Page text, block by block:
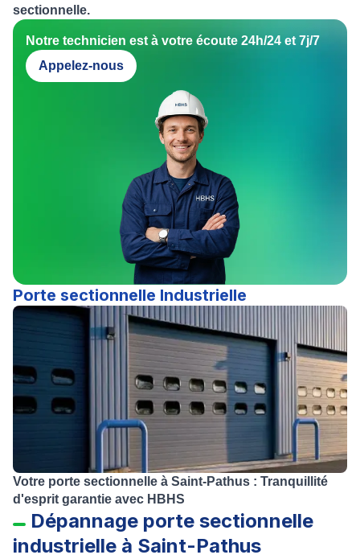
sectionnelle.
Notre technicien est à votre écoute 24h/24 et 7j/7
Appelez-nous
Porte sectionnelle Industrielle
Votre porte sectionnelle à Saint-Pathus : Tranquillité
d'esprit garantie avec HBHS
Dépannage porte sectionnelle
industrielle à Saint-Pathus